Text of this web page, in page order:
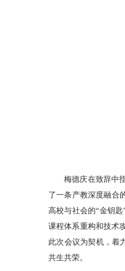
梅德庆在致辞中
了一条产教深度融合
高校与社会的“金钥
课程体系重构和技术
此次会议为契机，着
共生共荣。